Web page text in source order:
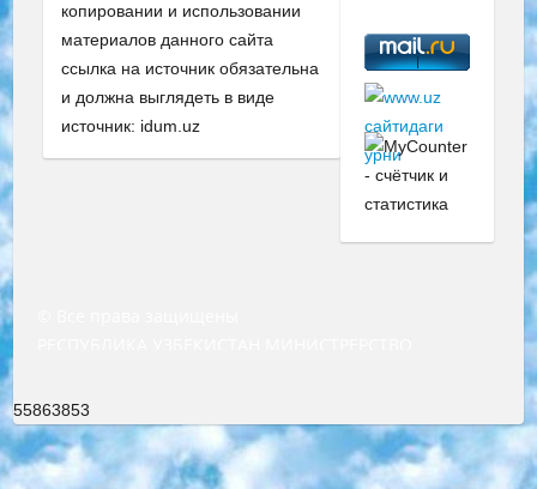
копировании и использовании
материалов данного сайта
ссылка на источник обязательна
и должна выглядеть в виде
источник: idum.uz
55863853